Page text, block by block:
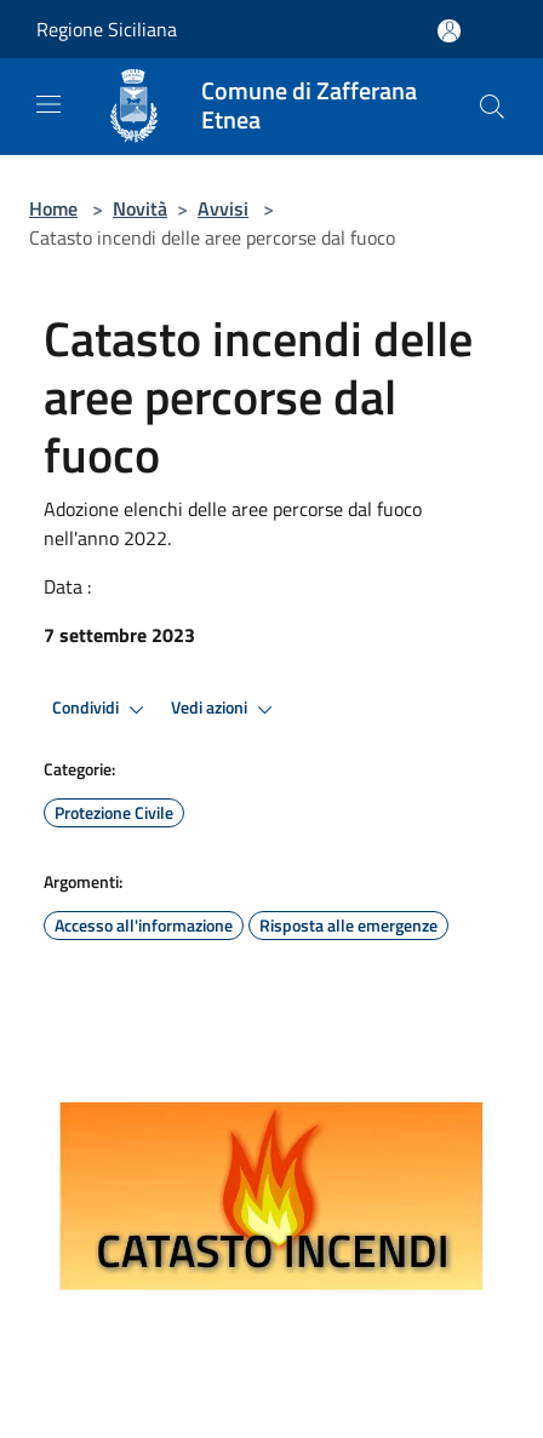
Regione Siciliana
Comune di Zafferana
Etnea
Home > Novità > Avvisi >
Catasto incendi delle aree percorse dal fuoco
Catasto incendi delle
aree percorse dal
fuoco
Adozione elenchi delle aree percorse dal fuoco
nell'anno 2022.
Data :
7 settembre 2023
Condividi Vedi azioni
Categorie:
Protezione Civile
Argomenti:
Accesso all'informazione
Risposta alle emergenze